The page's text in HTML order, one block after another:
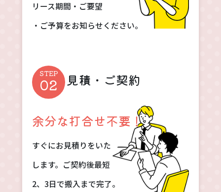
リース期間・ご要望
・ご予算をお知らせください。
見積・ご契約
余分な打合せ不要！
すぐにお見積りをいた
します。ご契約後最短
2、3日で搬入まで完了。